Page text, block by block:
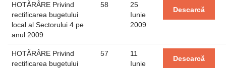
HOTÃRÂRE Privind
rectificarea bugetului
local al Sectorului 4 pe
anul 2009
58
25
Iunie
2009
Descarcă
HOTÃRÂRE Privind
rectificarea bugetului
57
11
Iunie
Descarcă